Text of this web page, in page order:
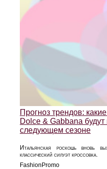
Прогноз трендов:
Dolce & Gabbana
следующем сезоне
Итальянская роскошь вновь
классический силуэт кроссовка.
FashionPromo